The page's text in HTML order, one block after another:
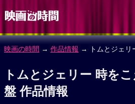
映画の時間 → 作品情報 → トムとジェリ
トムとジェリー 時を
盤 作品情報